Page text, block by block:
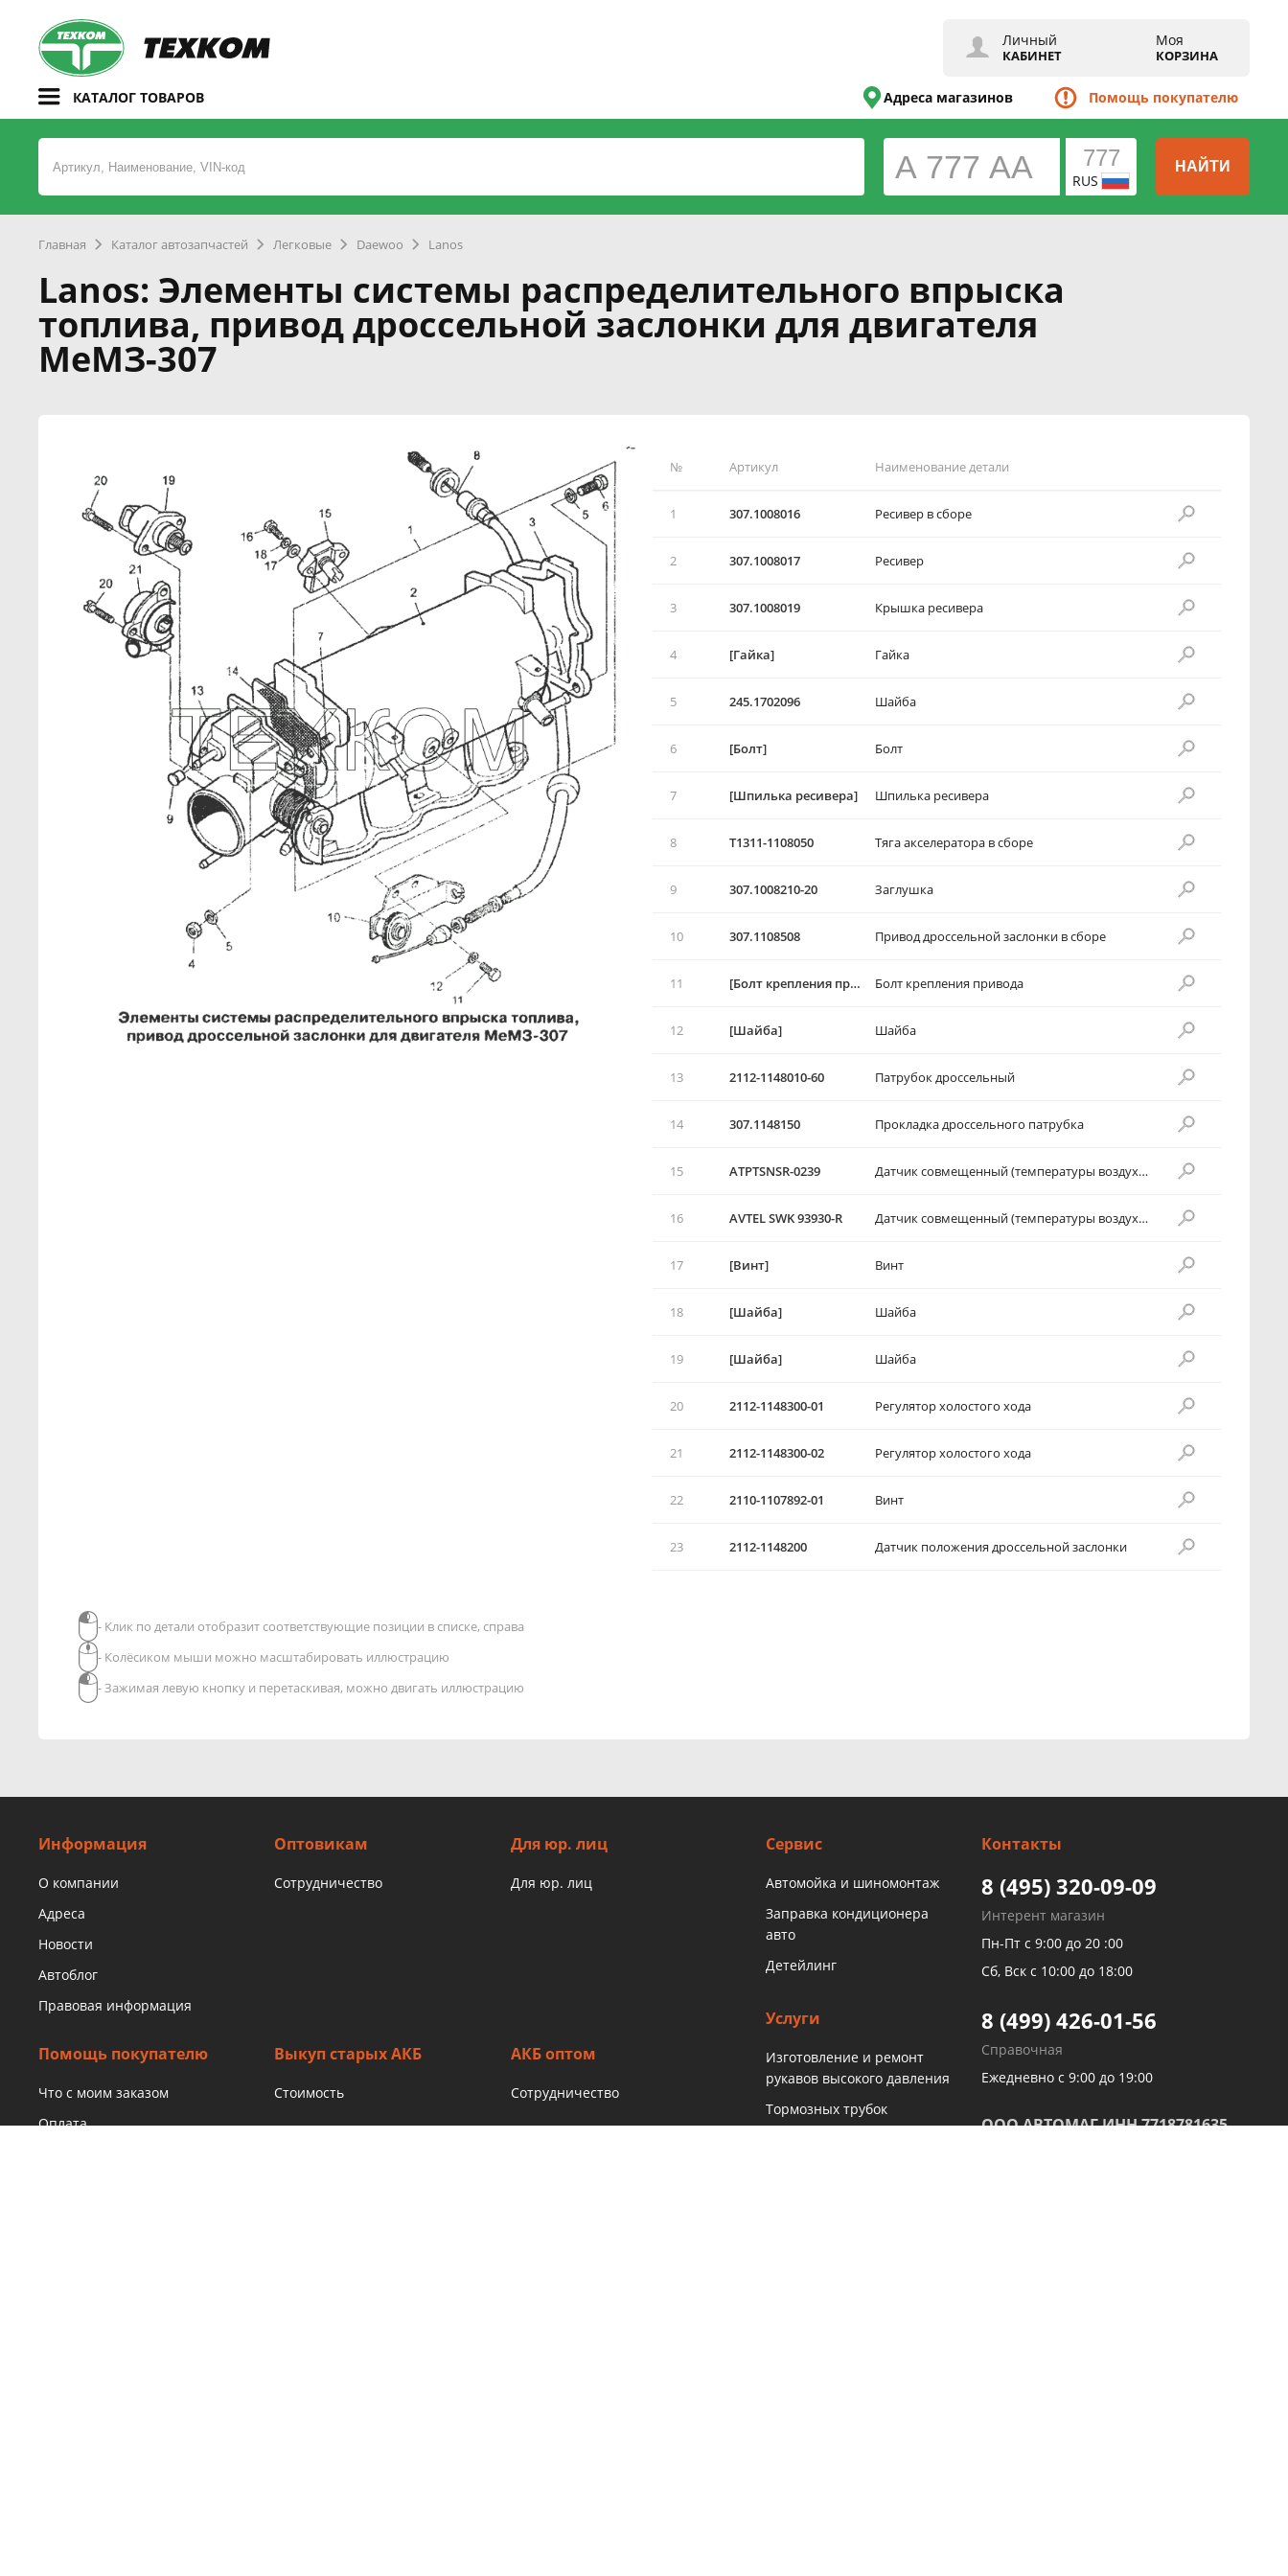
Личный
КАБИНЕТ
Моя
КОРЗИНА
КАТАЛОГ ТОВАРОВ Адреса магазинов Помощь покупателю
RUS
НАЙТИ
Главная Каталог автозапчастей Легковые Daewoo Lanos
Lanos: Элементы системы распределительного впрыска
топлива, привод дроссельной заслонки для двигателя
МеМЗ-307
№ Артикул Наименование детали
1 307.1008016 Ресивер в сборе
2 307.1008017 Ресивер
3 307.1008019 Крышка ресивера
4 [Гайка] Гайка
5 245.1702096 Шайба
6 [Болт] Болт
7 [Шпилька ресивера] Шпилька ресивера
8 T1311-1108050 Тяга акселератора в сборе
9 307.1008210-20 Заглушка
10 307.1108508 Привод дроссельной заслонки в сборе
11 [Болт крепления привода] Болт крепления привода
12 [Шайба] Шайба
13 2112-1148010-60 Патрубок дроссельный
14 307.1148150 Прокладка дроссельного патрубка
15 ATPTSNSR-0239 Датчик совмещенный (температуры воздуха, абсолютного давления)
16 AVTEL SWK 93930-R Датчик совмещенный (температуры воздуха, абсолютного давления)
17 [Винт] Винт
18 [Шайба] Шайба
19 [Шайба] Шайба
20 2112-1148300-01 Регулятор холостого хода
21 2112-1148300-02 Регулятор холостого хода
22 2110-1107892-01 Винт
23 2112-1148200 Датчик положения дроссельной заслонки
- Клик по детали отобразит соответствующие позиции в списке, справа
- Колёсиком мыши можно масштабировать иллюстрацию
- Зажимая левую кнопку и перетаскивая, можно двигать иллюстрацию
Информация
О компании
Адреса
Новости
Автоблог
Правовая информация
Оптовикам
Сотрудничество
Для юр. лиц
Для юр. лиц
Помощь покупателю
Что с моим заказом
Оплата
Выкуп старых АКБ
Стоимость
АКБ оптом
Сотрудничество
Сервис
Автомойка и шиномонтаж
Заправка кондиционера
авто
Детейлинг
Услуги
Изготовление и ремонт
рукавов высокого давления
Тормозных трубок
Контакты
8 (495) 320-09-09
Интерент магазин
Пн-Пт с 9:00 до 20 :00
Сб, Вск с 10:00 до 18:00
8 (499) 426-01-56
Справочная
Ежедневно с 9:00 до 19:00
ООО АВТОМАГ ИНН 7718781635